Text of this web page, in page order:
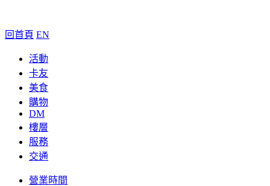
回首頁 EN
活動
卡友
美食
購物
DM
樓層
服務
交通
營業時間